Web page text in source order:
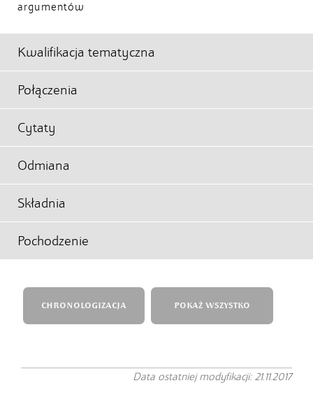
argumentów
Kwalifikacja tematyczna
Połączenia
Cytaty
Odmiana
Składnia
Pochodzenie
CHRONOLOGIZACJA POKAŻ WSZYSTKO
Data ostatniej modyfikacji: 21.11.2017